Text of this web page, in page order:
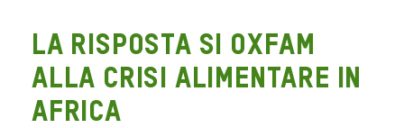
La risposta si Oxfam
alla crisi alimentare in
Africa